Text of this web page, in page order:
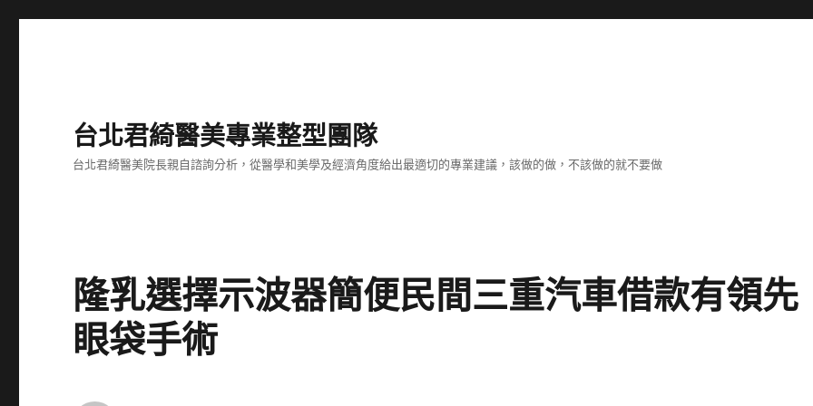
台北君綺醫美專業整型團隊
台北君綺醫美院長親自諮詢分析，從醫學和美學及經濟角度給出最適切的專業建議，該做的做，不該做的就不要做
隆乳選擇示波器簡便民間三重汽車借款有領先
眼袋手術